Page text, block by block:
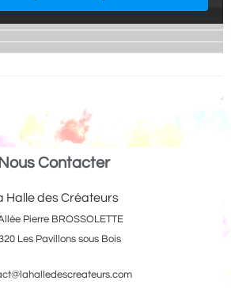
Nous Contacter
Halle des Créateurs
Pierre BROSSOLETTE
Les Pavillons sous Bois